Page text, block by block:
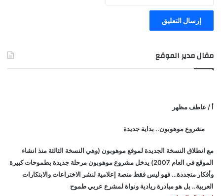
مقال مدير الموقع
أ / عاطف مظهر
مشروع موهوبون.. بداية جديدة
مع انطلاق النسخة الجديدة لموقع موهوبون (وهي النسخة الثالثة منذ انشاء
الموقع في العام 2007) يدخل مشروع موهوبون مرحلة جديدة بطموحات كبيرة
وأفكار متجددة… فهو ليس فقط منصة إعلامية لنشر الاختراعات والابتكارات
العربية.. بل هو مبادرة ريادية ونواة لمشرع عربي طموح